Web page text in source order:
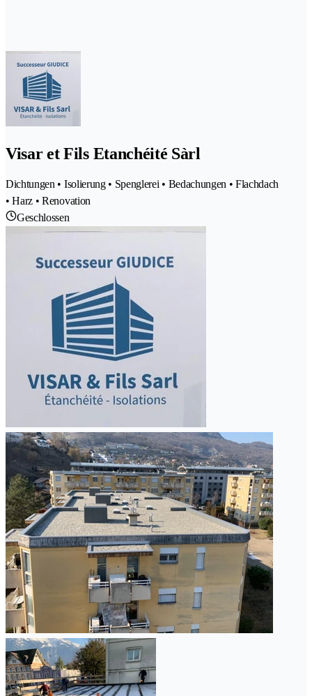
Visar et Fils Etanchéité Sàrl
Dichtungen • Isolierung • Spenglerei • Bedachungen • Flachdach
• Harz • Renovation
Geschlossen